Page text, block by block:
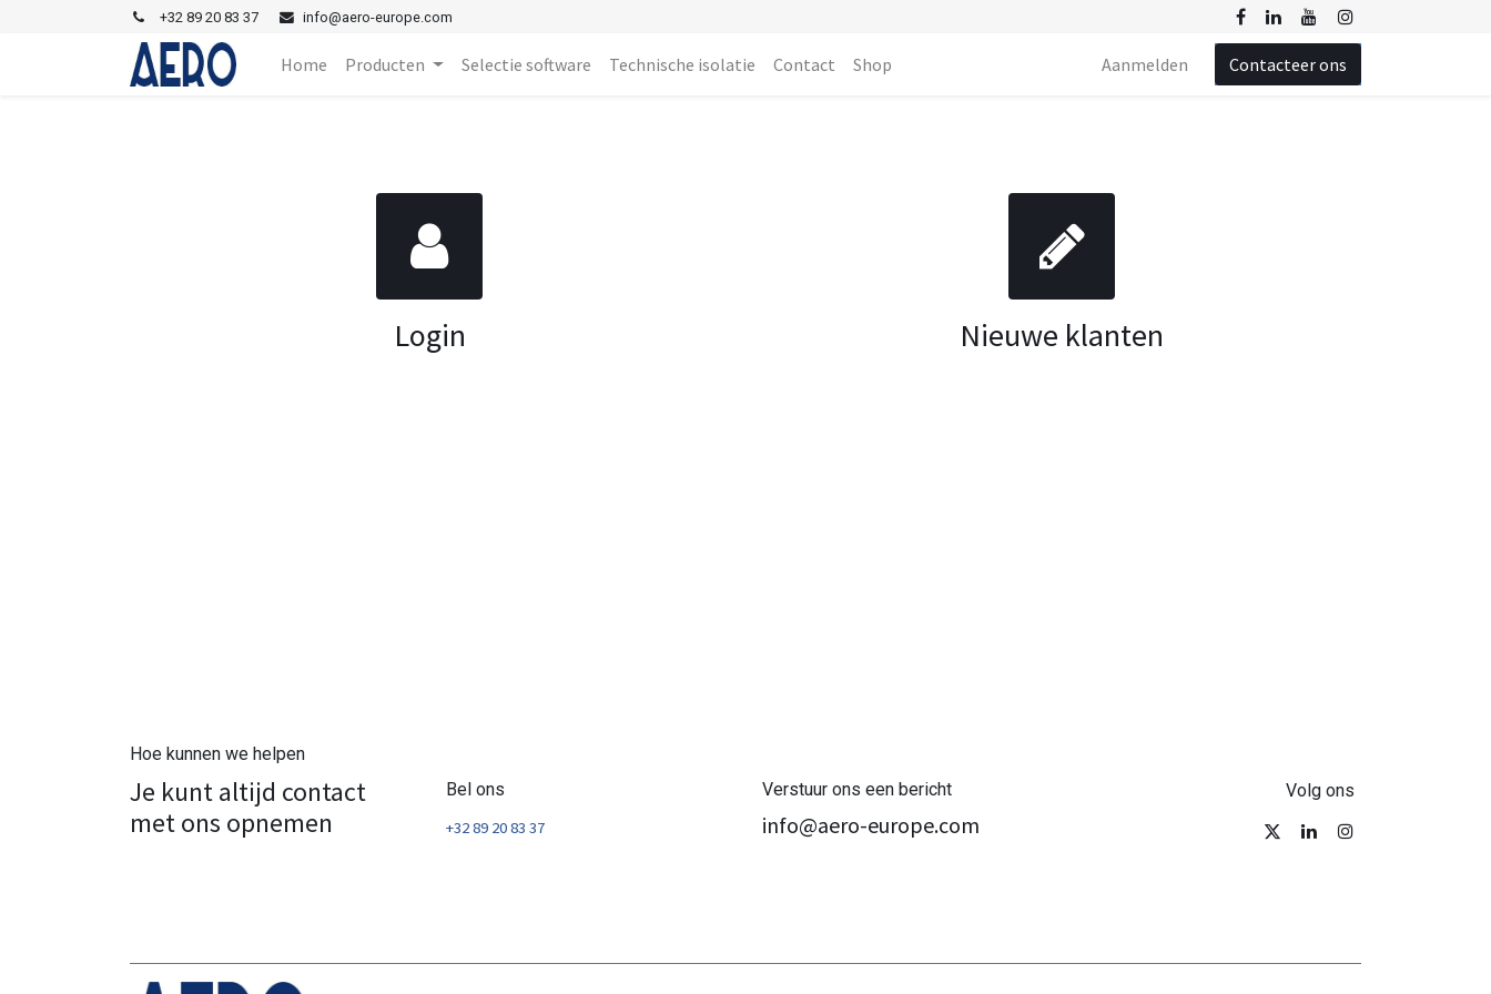
+32 89 20 83 37 info@aero-europe.com
Home Producten Selectie software Technische isolatie Contact Shop Aanmelden Contacteer ons
Login Nieuwe klanten
Hoe kunnen we helpen
Je kunt altijd contact
met ons opnemen
Bel ons
+32 89 20 83 37
Verstuur ons een bericht
info@aero-europe.com
Volg ons